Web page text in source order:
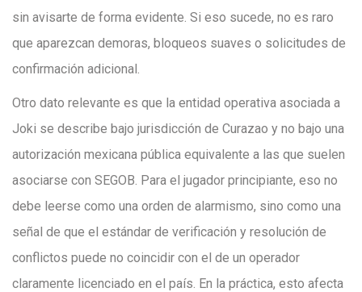
sin avisarte de forma evidente. Si eso sucede, no es raro
que aparezcan demoras, bloqueos suaves o solicitudes de
confirmación adicional.
Otro dato relevante es que la entidad operativa asociada a
Joki se describe bajo jurisdicción de Curazao y no bajo una
autorización mexicana pública equivalente a las que suelen
asociarse con SEGOB. Para el jugador principiante, eso no
debe leerse como una orden de alarmismo, sino como una
señal de que el estándar de verificación y resolución de
conflictos puede no coincidir con el de un operador
claramente licenciado en el país. En la práctica, esto afecta